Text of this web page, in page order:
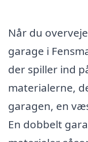
Når du
garage i
der spiller ind
materialerne,
garagen, en
En dobbelt